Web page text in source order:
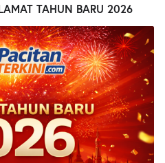
TAHUN BARU 2026